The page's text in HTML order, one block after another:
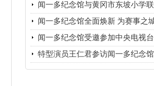
闻一多纪念馆与黄冈市东坡小学
闻一多纪念馆全面焕新 为赛事之
闻一多纪念馆受邀参加中央电视
特型演员王仁君参访闻一多纪念馆